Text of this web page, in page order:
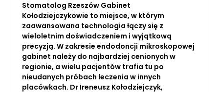
Stomatolog Rzeszów Gabinet
Kołodziejczykowie to miejsce, w którym
zaawansowana technologia łączy się z
wieloletnim doświadczeniem i wyjątkową
precyzją. W zakresie endodoncji mikroskopowej
gabinet należy do najbardziej cenionych w
regionie, a wielu pacjentów trafia tu po
nieudanych próbach leczenia w innych
placówkach. Dr Ireneusz Kołodziejczyk,